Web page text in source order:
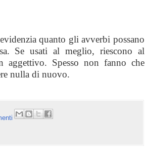
quanto gli avverbi possano
Se usati al meglio, riescono al
aggettivo. Spesso non fanno che
nulla di nuovo.